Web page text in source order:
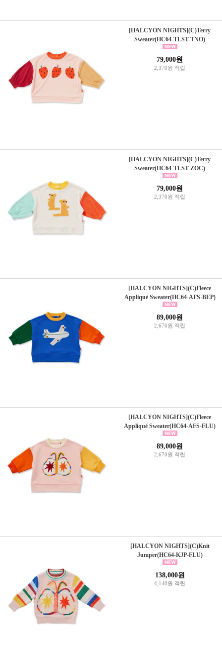
[HALCYON NIGHTS](C)Terry
Sweater(HC64-TLST-TNO)
79,000원
2,370원 적립
[HALCYON NIGHTS](C)Terry
Sweater(HC64-TLST-ZOC)
79,000원
2,370원 적립
[HALCYON NIGHTS](C)Fleece
Appliqué Sweater(HC64-AFS-BEP)
89,000원
2,670원 적립
[HALCYON NIGHTS](C)Fleece
Appliqué Sweater(HC64-AFS-FLU)
89,000원
2,670원 적립
[HALCYON NIGHTS](C)Knit
Jumper(HC64-KJP-FLU)
138,000원
4,140원 적립